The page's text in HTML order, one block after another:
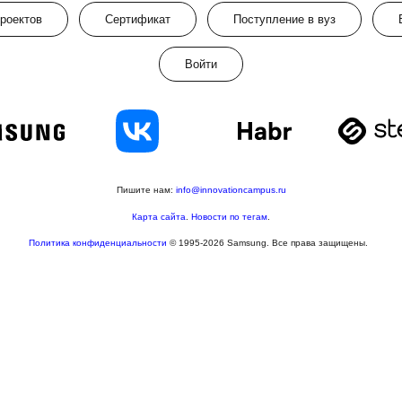
Сертификат Поступление в вуз
Войти
Пишите нам: info@innovationcampus.ru
Карта сайта Новости по тегам
Политика конфиденциальности © 1995-2026 Samsung. Все права защищены.